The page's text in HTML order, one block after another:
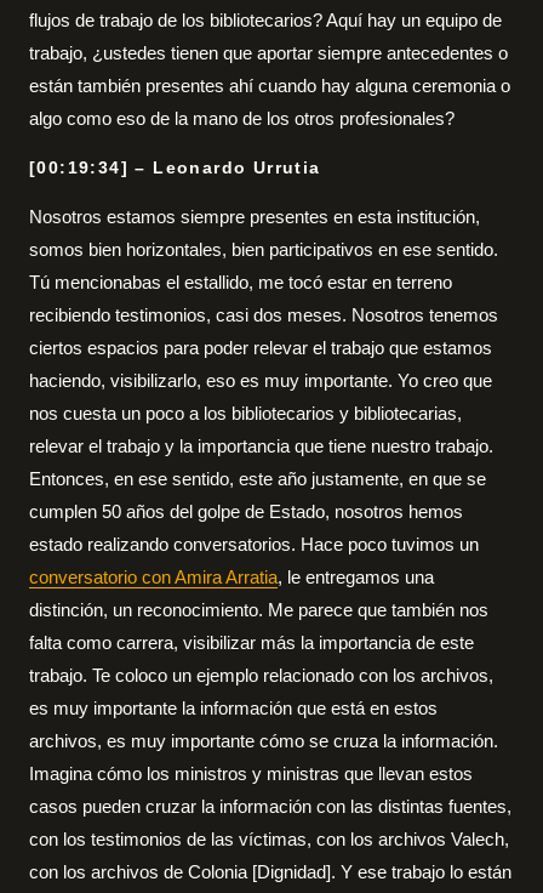
flujos de trabajo de los bibliotecarios? Aquí hay un equipo de
trabajo, ¿ustedes tienen que aportar siempre antecedentes o
están también presentes ahí cuando hay alguna ceremonia o
algo como eso de la mano de los otros profesionales?
[00:19:34] – Leonardo Urrutia
Nosotros estamos siempre presentes en esta institución,
somos bien horizontales, bien participativos en ese sentido.
Tú mencionabas el estallido, me tocó estar en terreno
recibiendo testimonios, casi dos meses. Nosotros tenemos
ciertos espacios para poder relevar el trabajo que estamos
haciendo, visibilizarlo, eso es muy importante. Yo creo que
nos cuesta un poco a los bibliotecarios y bibliotecarias,
relevar el trabajo y la importancia que tiene nuestro trabajo.
Entonces, en ese sentido, este año justamente, en que se
cumplen 50 años del golpe de Estado, nosotros hemos
estado realizando conversatorios. Hace poco tuvimos un
conversatorio con Amira Arratia, le entregamos una
distinción, un reconocimiento. Me parece que también nos
falta como carrera, visibilizar más la importancia de este
trabajo. Te coloco un ejemplo relacionado con los archivos,
es muy importante la información que está en estos
archivos, es muy importante cómo se cruza la información.
Imagina cómo los ministros y ministras que llevan estos
casos pueden cruzar la información con las distintas fuentes,
con los testimonios de las víctimas, con los archivos Valech,
con los archivos de Colonia [Dignidad]. Y ese trabajo lo están